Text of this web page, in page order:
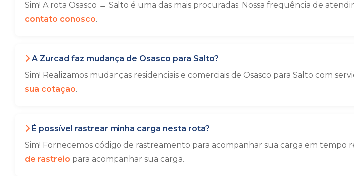
Sim! A rota Osasco → Salto é uma das mais procuradas. Nossa frequência de
contato conosco.
A Zurcad faz mudança de Osasco para Salto?
Sim! Realizamos mudanças residenciais e comerciais de Osasco para Salto com
sua cotação.
É possível rastrear minha carga nesta rota?
Sim! Fornecemos código de rastreamento para acompanhar sua carga em tempo
de rastreio para acompanhar sua carga.